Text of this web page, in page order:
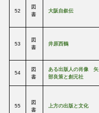
52
図
書
大阪自叙伝
53
図
書
井原西鶴
54
図
書
ある出版人の肖像 矢
部良策と創元社
55
図
書
上方の出版と文化